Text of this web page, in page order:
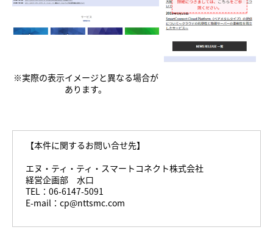
※実際の表示イメージと異なる場合が
あります。
【本件に関するお問い合せ先】
エヌ・ティ・ティ・スマートコネクト株式会社
経営企画部 水口
TEL：06-6147-5091
E-mail：cp@nttsmc.com